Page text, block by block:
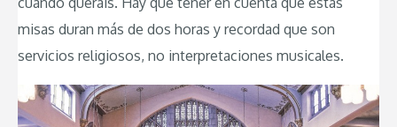
misas duran más de dos horas y recordad que son
servicios religiosos, no interpretaciones musicales.